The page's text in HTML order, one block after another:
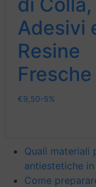
Adesivi
Resine
Fresche
€9,50-5%
Quali materiali
antiestetiche
Come